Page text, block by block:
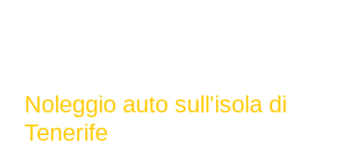
Noleggio auto sull'isola di
Tenerife